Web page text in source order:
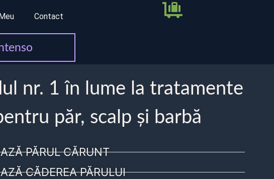
Contact
nr. 1 în lume la tratamente
păr, scalp și barbă
PĂRUL CĂRUNT
CĂDEREA PĂRULUI